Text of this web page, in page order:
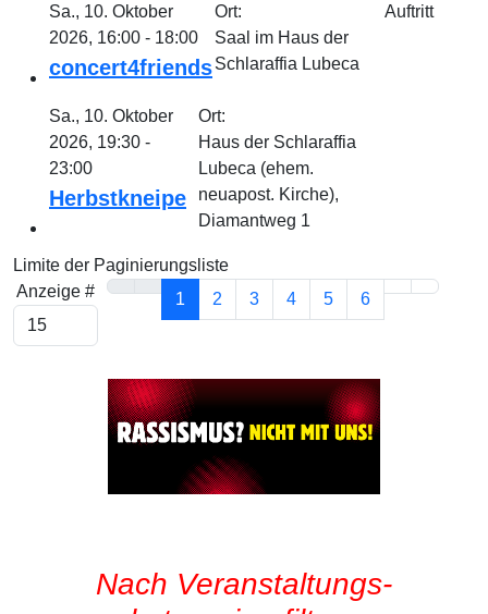
Sa., 10. Oktober
2026, 16:00 - 18:00
concert4friends
Ort:
Saal im Haus der
Schlaraffia Lubeca
Auftritt
Sa., 10. Oktober
2026, 19:30 -
23:00
Herbstkneipe
Ort:
Haus der Schlaraffia
Lubeca (ehem.
neuapost. Kirche),
Diamantweg 1
Limite der Paginierungsliste
Anzeige #
1 2 3 4 5 6
Nach Veranstaltungs-